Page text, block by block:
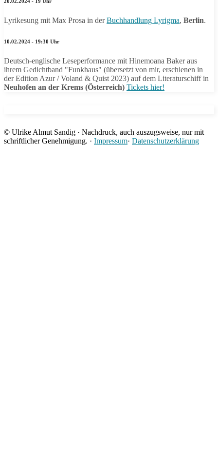
20.02.2024 - 19 Uhr
Lyrikesung mit Max Prosa in derBuchhandlung Lyrigma, Berlin.
10.02.2024 - 19:30 Uhr
Deutsch-englische Leseperformance mit Hinemoana Baker aus
ihrem Gedichtband "Funkhaus" (übersetzt von mir, erschienen in
der Edition Azur / Voland & Quist 2023) auf dem Literaturschiff in
Neuhofen an der Krems (Österreich) Tickets hier!
© Ulrike Almut Sandig · Nachdruck, auch auszugsweise, nur mit
schriftlicher Genehmigung. · Impressum· Datenschutzerklärung